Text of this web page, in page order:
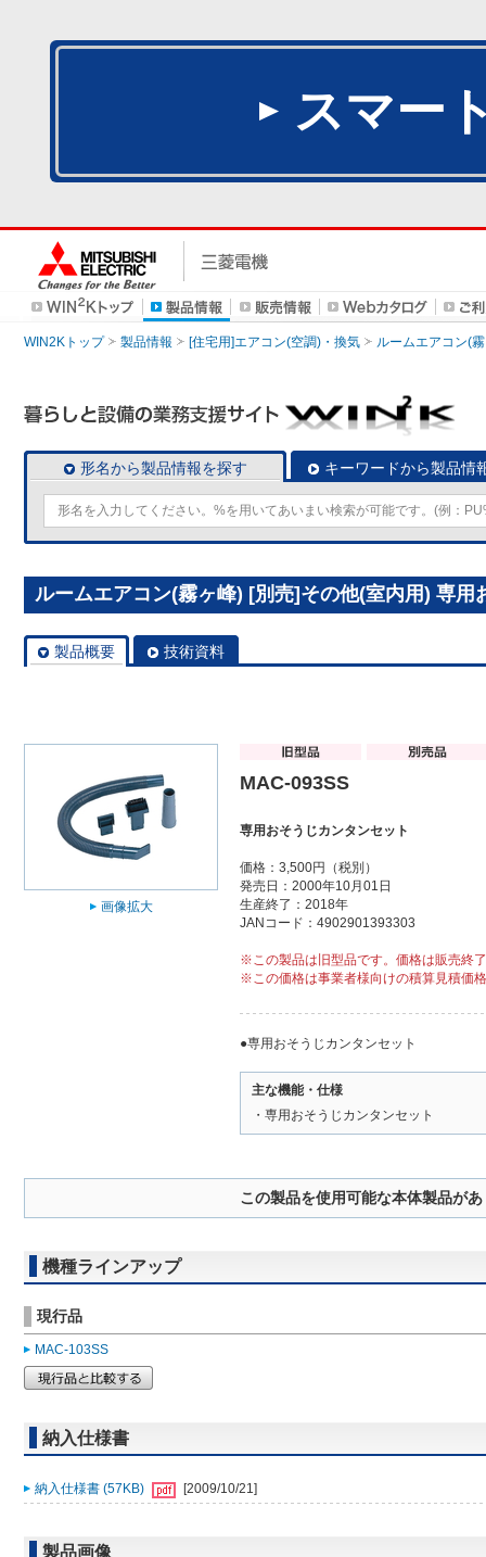
スマー
WIN2Kトップ 製品情報 [住宅用]エアコン(空調)・換気 ルームエアコン(
形名から製品情報を探す キーワードから製品情
ルームエアコン(霧ヶ峰) [別売]その他(室内用) 専
製品概要 技術資料
画像拡大
MAC-093SS
専用おそうじカンタンセット
価格：3,500円（税別）
発売日：2000年10月01日
生産終了：2018年
JANコード：4902901393303
※この製品は旧型品です。価格は販売終
※この価格は事業者様向けの積算見積価
●専用おそうじカンタンセット
主な機能・仕様
・専用おそうじカンタンセット
この製品を使用可能な本体製品が
機種ラインアップ
現行品
MAC-103SS
納入仕様書
納入仕様書 (57KB) [2009/10/21]
製品画像